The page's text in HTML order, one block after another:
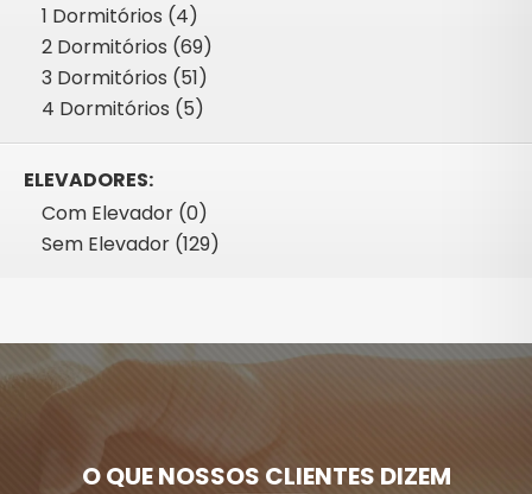
1 Dormitórios (4)
2 Dormitórios (69)
3 Dormitórios (51)
4 Dormitórios (5)
ELEVADORES:
Com Elevador (0)
Sem Elevador (129)
O QUE NOSSOS CLIENTES DIZEM